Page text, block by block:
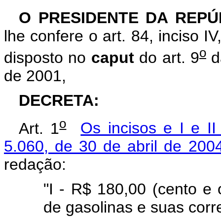
O PRESIDENTE DA
lhe confere o art. 84, inciso
disposto no caputdo art. 9o
de 2001,
DECRETA:
Art. 1o
Os incisos e I e
5.060, de 30 de abril de
redação:
"I - R$ 180,00 (cento e
de gasolinas e suas